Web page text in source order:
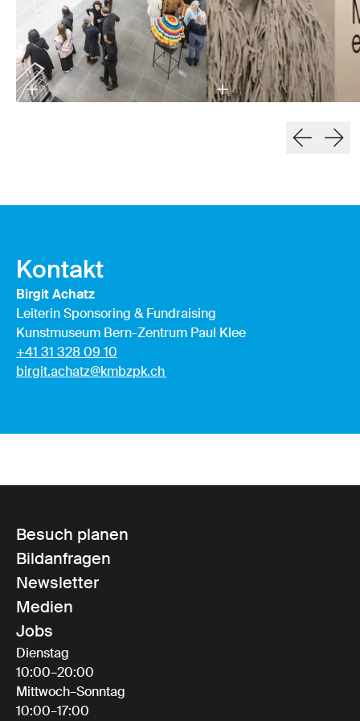
Kontakt
Birgit Achatz
Leiterin Sponsoring & Fundraising
Kunstmuseum Bern-Zentrum Paul Klee
+41 31 328 09 10
birgit.achatz@kmbzpk.ch
Besuch planen
Bildanfragen
Newsletter
Medien
Jobs
Dienstag
10:00–20:00
Mittwoch–Sonntag
10:00–17:00